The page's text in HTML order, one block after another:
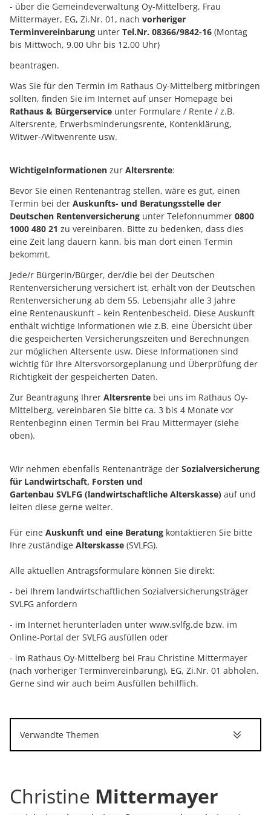
- über die Gemeindeverwaltung Oy-Mittelberg, Frau
Mittermayer, EG, Zi.Nr. 01, nach vorheriger
Terminvereinbarung unter Tel.Nr. 08366/9842-16 (Montag
bis Mittwoch, 9.00 Uhr bis 12.00 Uhr)
beantragen.
Was Sie für den Termin im Rathaus Oy-Mittelberg mitbringen
sollten, finden Sie im Internet auf unser Homepage bei
Rathaus & Bürgerservice unter Formulare / Rente / z.B.
Altersrente, Erwerbsminderungsrente, Kontenklärung,
Witwer-/Witwenrente usw.
WichtigeInformationen zur Altersrente:
Bevor Sie einen Rentenantrag stellen, wäre es gut, einen
Termin bei der Auskunfts- und Beratungsstelle der
Deutschen Rentenversicherung unter Telefonnummer 0800
1000 480 21 zu vereinbaren. Bitte zu bedenken, dass dies
eine Zeit lang dauern kann, bis man dort einen Termin
bekommt.
Jede/r Bürgerin/Bürger, der/die bei der Deutschen
Rentenversicherung versichert ist, erhält von der Deutschen
Rentenversicherung ab dem 55. Lebensjahr alle 3 Jahre
eine Rentenauskunft – kein Rentenbescheid. Diese Auskunft
enthält wichtige Informationen wie z.B. eine Übersicht über
die gespeicherten Versicherungszeiten und Berechnungen
zur möglichen Altersente usw. Diese Informationen sind
wichtig für Ihre Altersvorsorgeplanung und Überprüfung der
Richtigkeit der gespeicherten Daten.
Zur Beantragung Ihrer Altersrente bei uns im Rathaus Oy-
Mittelberg, vereinbaren Sie bitte ca. 3 bis 4 Monate vor
Rentenbeginn einen Termin bei Frau Mittermayer (siehe
oben).
Wir nehmen ebenfalls Rentenanträge der Sozialversicherung
für Landwirtschaft, Forsten und
Gartenbau SVLFG (landwirtschaftliche Alterskasse) auf und
leiten diese gerne weiter.
Für eine Auskunft und eine Beratung kontaktieren Sie bitte
Ihre zuständige Alterskasse (SVLFG).
Alle aktuellen Antragsformulare können Sie direkt:
- bei Ihrem landwirtschaftlichen Sozialversicherungsträger
SVLFG anfordern
- im Internet herunterladen unter www.svlfg.de bzw. im
Online-Portal der SVLFG ausfüllen oder
- im Rathaus Oy-Mittelberg bei Frau Christine Mittermayer
(nach vorheriger Terminvereinbarung), EG, Zi.Nr. 01 abholen.
Gerne sind wir auch beim Ausfüllen behilflich.
Verwandte Themen
Christine Mittermayer